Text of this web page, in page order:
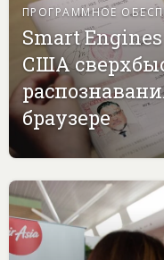
ПРОГРАММНОЕ
Smart
США
браузере